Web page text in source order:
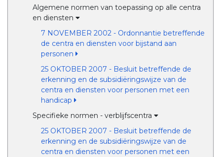
Algemene normen van toepassing op alle centra
en diensten
7 NOVEMBER 2002 - Ordonnantie betreffende
de centra en diensten voor bijstand aan
personen
25 OKTOBER 2007 - Besluit betreffende de
erkenning en de subsidiëringswijze van de
centra en diensten voor personen met een
handicap
Specifieke normen - verblijfscentra
25 OKTOBER 2007 - Besluit betreffende de
erkenning en de subsidiëringswijze van de
centra en diensten voor personen met een